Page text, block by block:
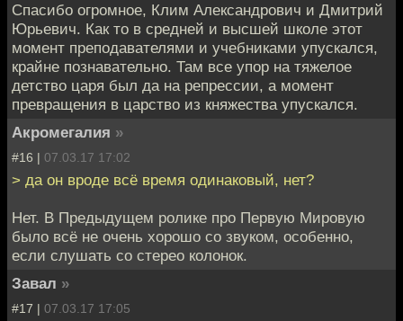
Спасибо огромное, Клим Александрович и Дмитрий
Юрьевич. Как то в средней и высшей школе этот
момент преподавателями и учебниками упускался,
крайне познавательно. Там все упор на тяжелое
детство царя был да на репрессии, а момент
превращения в царство из княжества упускался.
Акромегалия »
#16 | 07.03.17 17:02
> да он вроде всё время одинаковый, нет?
Нет. В Предыдущем ролике про Первую Мировую
было всё не очень хорошо со звуком, особенно,
если слушать со стерео колонок.
Завал »
#17 | 07.03.17 17:05